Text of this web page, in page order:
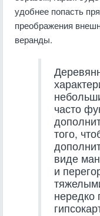
удобнее попасть
преображения
веранды.
часто
того,
виде
и
нередко